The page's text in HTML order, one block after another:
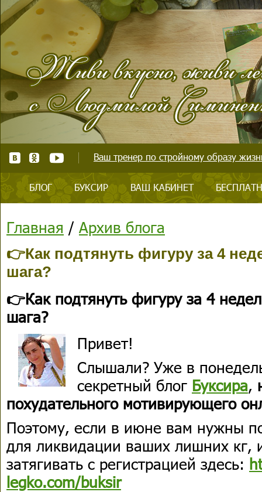
Ваш тренер по стройному образу
БЛОГ БУКСИР ВАШ КАБИНЕТ
Главная / Архив блога
👉Как подтянуть фигуру за 4
шага?
👉Как подтянуть фигуру за 4
шага?
Привет!
Слышали? Уже в
секретный блог Буксира,
похудательного мотивирующего
Поэтому, если в июне вам нужны
для ликвидации ваших лишних кг,
затягивать с регистрацией здесь:
legko.com/buksir